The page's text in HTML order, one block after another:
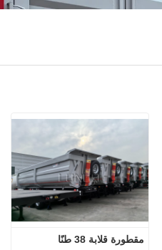
مقطورة قلابة 38 طنًا